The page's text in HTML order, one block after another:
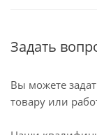
Задать
Вы можете
товару или